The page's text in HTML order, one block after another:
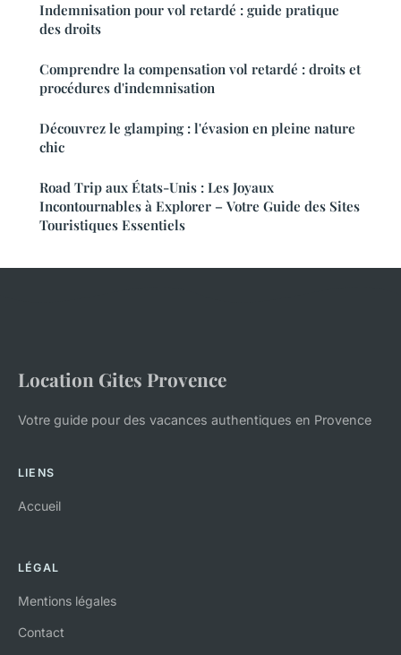
Indemnisation pour vol retardé : guide pratique
des droits
Comprendre la compensation vol retardé : droits et
procédures d'indemnisation
Découvrez le glamping : l'évasion en pleine nature
chic
Road Trip aux États-Unis : Les Joyaux
Incontournables à Explorer – Votre Guide des Sites
Touristiques Essentiels
Location Gites Provence
Votre guide pour des vacances authentiques en Provence
LIENS
Accueil
LÉGAL
Mentions légales
Contact